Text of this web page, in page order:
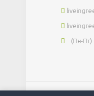
(Пн-Пт)